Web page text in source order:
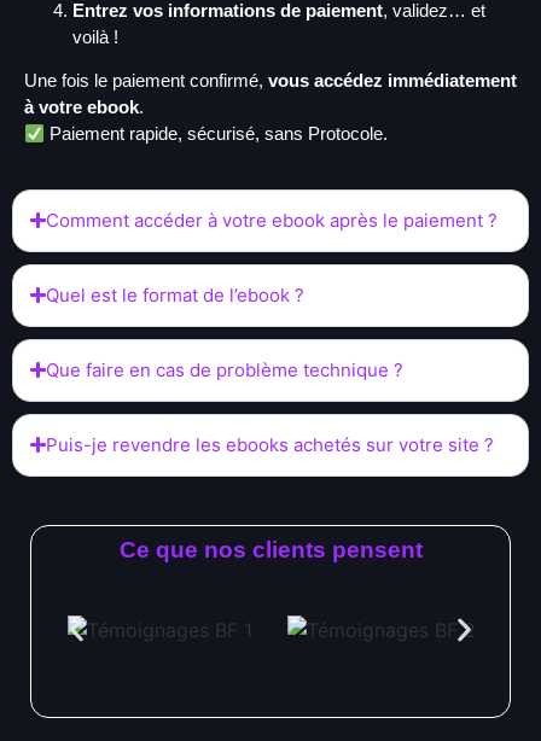
Entrez vos informations de paiement, validez… et
voilà !
Une fois le paiement confirmé, vous accédez immédiatement
à votre ebook.
Paiement rapide, sécurisé, sans Protocole.
Comment accéder à votre ebook après le paiement ?
Quel est le format de l’ebook ?
Que faire en cas de problème technique ?
Puis-je revendre les ebooks achetés sur votre site ?
Ce que nos clients pensent